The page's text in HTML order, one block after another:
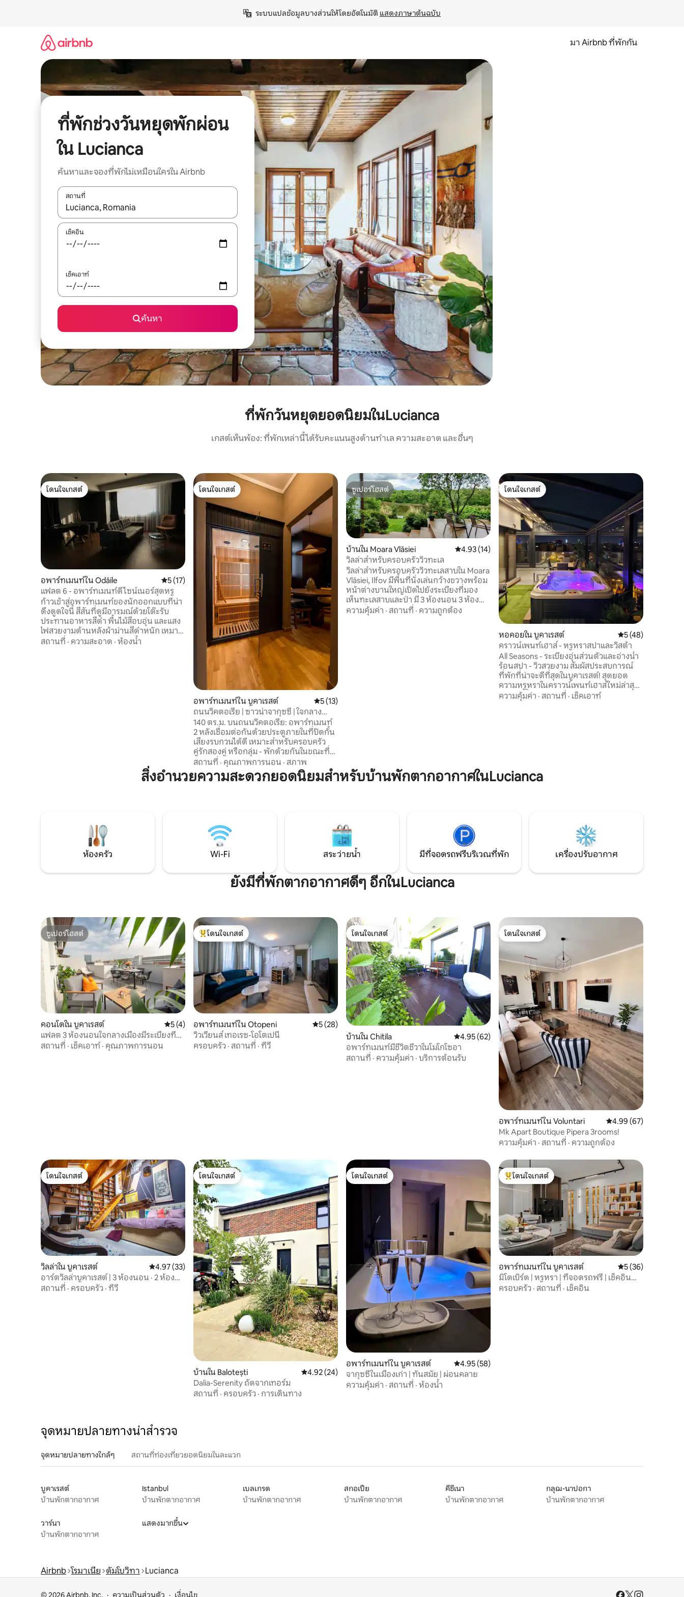
ระบบแปลข้อมูลบางส่วนให้โดยอัตโนมัติ แสดงภาษาต้นฉบับ
มา Airbnb ที่พักกัน
ที่พักช่วงวันหยุดพักผ่อน
ใน Lucianca
ค้นหาและจองที่พักไม่เหมือนใครใน Airbnb
สถานที่
ใช้ลูกศรขึ้นลง หรือใช้การสัมผัสหรือปัด เพื่อสำรวจผลการค้นหา
เช็คอิน
เช็คเอาท์
ค้นหา
ที่พักวันหยุดยอดนิยมในLucianca
เกสต์เห็นพ้อง: ที่พักเหล่านี้ได้รับคะแนนสูงด้านทำเล ความสะอาด และอื่นๆ
โดนใจเกสต์
โดนใจเกสต์
อพาร์ทเมนท์ใน Odăile คะแนนเฉลี่ย 5 จาก 5, 17 รีวิว
5 (17)
แฟลต 6 - อพาร์ทเมนท์ดีไซน์เนอร์สุดหรู
ก้าวเข้าสู่อพาร์ทเมนท์ของนักออกแบบที่น่า
ดึงดูดใจนี้ สีสันที่ดูมีอารมณ์ด้วยโต๊ะรับ
ประทานอาหารสีดำ พื้นไม้สีอบอุ่น และแสง
ไฟสวยงามด้านหลังผ้าม่านสีดำหนัก เหมาะ
สำหรับการรวมกลุ่มแบบใกล้ชิด ห้องครัว
สถานที่ · ความสะอาด · ห้องน้ำ
โดนใจเกสต์
โดนใจเกสต์
อพาร์ทเมนท์ใน บูคาเรสต์ คะแนนเฉลี่ย 5 จาก 5, 13 รีวิว
5 (13)
ถนนวิคตอเรีย | ซาวน่าจากุซซี่ | ใจกลาง
เมือง
140 ตร.ม. บนถนนวิคตอเรีย: อพาร์ทเมนท์
2 หลังเชื่อมต่อกันด้วยประตูภายในที่ปิดกั้น
เสียงรบกวนได้ดี เหมาะสำหรับครอบครัว
คู่รักสองคู่ หรือกลุ่ม - พักด้วยกันในขณะที่
รักษาความเป็นส่วนตัว ห้องนอน 2 ห้อง
พื้นที่นั่งเล่นแยกต่างหาก ห้องครัวที่มี
อุปกรณ์ครบครัน ผ้าปูที่นอนคุณภาพระดับ
ความโรแมนติก เดินไปร้านกาแฟ ร้านอาหาร
พิพิธภัณฑ์ และเมืองเก่าได้
สถานที่ · คุณภาพการนอน · สภาพ
ซูเปอร์โฮสต์
ซูเปอร์โฮสต์
บ้านใน Moara Vlăsiei คะแนนเฉลี่ย 4.93 จาก 5, 14 รีวิว
4.93 (14)
วิลล่าสำหรับครอบครัววิวทะเล
วิลล่าสำหรับครอบครัววิวทะเลสาบใน Moara
Vlăsiei, Ilfov มีพื้นที่นั่งเล่นกว้างขวางพร้อม
หน้าต่างบานใหญ่เปิดไปยังระเบียงที่มอง
เห็นทะเลสาบและป่า มี 3 ห้องนอน 3 ห้องน้ำ
ห้องนั่งเล่นขนาดใหญ่พร้อมห้องครัวแบบ
เปิดและระเบียง 3 ห้องห้องหนึ่งเข้าถึง
ความคุ้มค่า · สถานที่ · ความถูกต้อง
โดนใจเกสต์
โดนใจเกสต์
หอคอยใน บูคาเรสต์ คะแนนเฉลี่ย 5 จาก
5 (48)
คราวน์เพนท์เฮาส์ - หรูหราสปาและวิสต้า
All Seasons - ระเบียงอุ่นส่วนตัวและอ่างน้ำ
ร้อนสปา - วิวสวยงาม สัมผัสประสบการณ์
ที่พักที่น่าจะดีที่สุดในบูคาเรสต์! สุดยอด
ความหรูหราในคราวน์เพนท์เฮาส์ใหม่ล่าสุด
ของเราตั้งอยู่เหนือเมืองพร้อมวิวพาโนรามา
ที่สวยงาม ดื่มด่ำกับการผสมผสานที่สมบูรณ์
ความคุ้มค่า · สถานที่ · เช็คเอาท์
สิ่งอำนวยความสะดวกยอดนิยมสำหรับบ้านพักตากอากาศในLucianca
ห้องครัว Wi-Fi สระว่ายน้ำ มีที่จอดรถฟรีบริเวณที่พัก เครื่องปรับอากาศ
ยังมีที่พักตากอากาศดีๆ อีกในLucianca
ซูเปอร์โฮสต์
ซูเปอร์โฮสต์
คอนโดใน บูคาเรสต์ คะแนนเฉลี่ย 5 จาก 5, 4 รีวิว
5 (4)
แฟลต 3 ห้องนอนใจกลางเมืองมีระเบียงที่
งดงามและมีแสงแดดส่องสว่าง
สถานที่ · เช็คเอาท์ · คุณภาพการนอน
โดนใจเกสต์ที่สุด
โดนใจเกสต์
อพาร์ทเมนท์ใน Otopeni คะแนนเฉลี่ย 5 จาก 5, 28 รีวิว
5 (28)
วิวเวียนส์ เทอเรซ-โอโตเปนี
ครอบครัว · สถานที่ · ทีวี
โดนใจเกสต์
โดนใจเกสต์
บ้านใน Chitila คะแนนเฉลี่ย 4.95 จาก 5, 62 รีวิว
4.95 (62)
อพาร์ทเมนท์มีชีวิตชีวาในโมโกโซอา
สถานที่ · ความคุ้มค่า · บริการต้อนรับ
โดนใจเกสต์
โดนใจเกสต์
อพาร์ทเมนท์ใน Voluntari คะแนนเฉลี่ย 4.99 จาก
4.99 (67)
Mk Apart Boutique Pipera 3rooms!
ความคุ้มค่า · สถานที่ · ความถูกต้อง
โดนใจเกสต์
โดนใจเกสต์
วิลล่าใน บูคาเรสต์ คะแนนเฉลี่ย 4.97 จาก 5, 33 รีวิว
4.97 (33)
อาร์ตวิลล่าบูคาเรสต์ | 3 ห้องนอน · 2 ห้องน้ำ
· ระเบียง
สถานที่ · ครอบครัว · ทีวี
โดนใจเกสต์
โดนใจเกสต์
บ้านใน Balotești คะแนนเฉลี่ย 4.92 จาก 5, 24 รีวิว
4.92 (24)
Dalia-Serenity ถัดจากเทอร์ม
สถานที่ · ครอบครัว · การเดินทาง
โดนใจเกสต์
โดนใจเกสต์
อพาร์ทเมนท์ใน บูคาเรสต์ คะแนนเฉลี่ย 4.95 จาก 5, 58 รีวิว
4.95 (58)
จากุซซี่ในเมืองเก่า | ทันสมัย | ผ่อนคลาย
ความคุ้มค่า · สถานที่ · ห้องน้ำ
โดนใจเกสต์ที่สุด
โดนใจเกสต์
อพาร์ทเมนท์ใน บูคาเรสต์ คะแนนเฉลี่ย 5 จาก
5 (36)
มิโดเบิร์ด | หรูหรา | ที่จอดรถฟรี | เช็คอิน
ด้วยตนเอง
ครอบครัว · สถานที่ · เช็คอิน
จุดหมายปลายทางน่าสำรวจ
จุดหมายปลายทางใกล้ๆ สถานที่ท่องเที่ยวยอดนิยมในละแวก
บูคาเรสต์
บ้านพักตากอากาศ
Istanbul
บ้านพักตากอากาศ
เบลเกรด
บ้านพักตากอากาศ
สกอเปีย
บ้านพักตากอากาศ
คีชีเนา
บ้านพักตากอากาศ
กลุฌ-นาปอกา
บ้านพักตากอากาศ
วาร์นา
บ้านพักตากอากาศ
แสดงมากขึ้น
Airbnb โรมาเนีย ดัมโบวิทา Lucianca
© 2026 Airbnb, Inc. ความเป็นส่วนตัว เงื่อนไข